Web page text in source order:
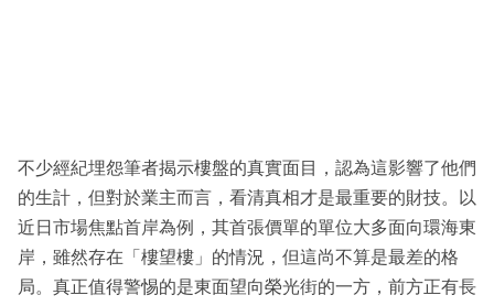
閱
專
區
不少經紀埋怨筆者揭示樓盤的真實面目，認為這影響了他們
的生計，但對於業主而言，看清真相才是最重要的財技。以
近日市場焦點首岸為例，其首張價單的單位大多面向環海東
岸，雖然存在「樓望樓」的情況，但這尚不算是最差的格
局。真正值得警惕的是東面望向榮光街的一方，前方正有長